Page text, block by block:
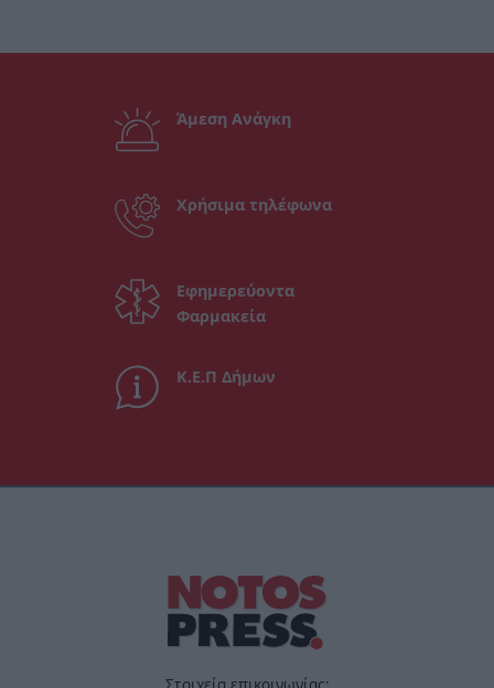
Άμεση Ανάγκη
Χρήσιμα τηλέφωνα
Εφημερεύοντα
Φαρμακεία
Κ.Ε.Π Δήμων